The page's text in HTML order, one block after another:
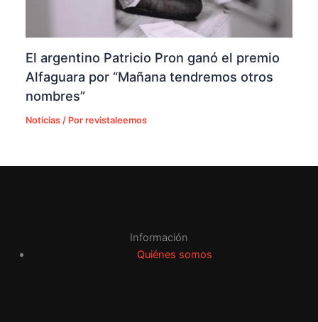
El argentino Patricio Pron ganó el premio
Alfaguara por “Mañana tendremos otros
nombres”
Noticias / Porrevistaleemos
Información
Quiénes somos